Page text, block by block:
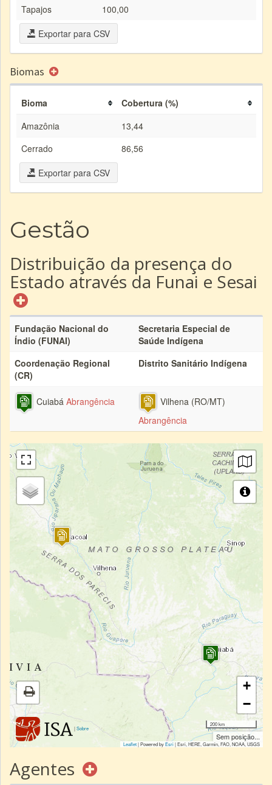
Tapajos
100,00
Exportar para CSV
Biomas
Bioma
Cobertura (%)
Amazônia
13,44
Cerrado
86,56
Exportar para CSV
Gestão
Distribuição da presença do
Estado através da Funai e Sesai
Fundação Nacional do
Índio (FUNAI)
Secretaria Especial de
Saúde Indígena
Coordenação Regional
(CR)
Distrito Sanitário Indígena
Cuiabá Abrangência
Vilhena (RO/MT)
Abrangência
|Sobre
+
−
200 km
Sem posição...
Leaflet| Powered byEsri|Esri, HERE, Garmin, FAO, NOAA, USGS
Agentes